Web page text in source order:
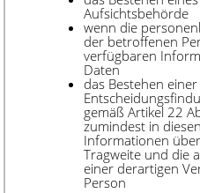
Aufsichtsbehörde
wenn die
der betroffenen
verfügbaren
Daten
das Bestehen
gemäß Artikel 22
zumindest in
Informationen
Tragweite und die
einer derartigen
Person